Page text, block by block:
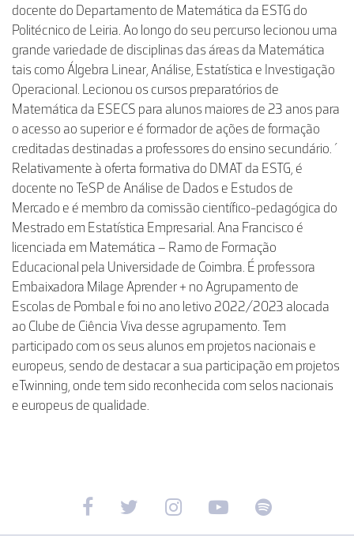
docente do Departamento de Matemática da ESTG do
Politécnico de Leiria. Ao longo do seu percurso lecionou uma
grande variedade de disciplinas das áreas da Matemática
tais como Álgebra Linear, Análise, Estatística e Investigação
Operacional. Lecionou os cursos preparatórios de
Matemática da ESECS para alunos maiores de 23 anos para
o acesso ao superior e é formador de ações de formação
creditadas destinadas a professores do ensino secundário. ´
Relativamente à oferta formativa do DMAT da ESTG, é
docente no TeSP de Análise de Dados e Estudos de
Mercado e é membro da comissão científico-pedagógica do
Mestrado em Estatística Empresarial. Ana Francisco é
licenciada em Matemática – Ramo de Formação
Educacional pela Universidade de Coimbra. É professora
Embaixadora Milage Aprender + no Agrupamento de
Escolas de Pombal e foi no ano letivo 2022/2023 alocada
ao Clube de Ciência Viva desse agrupamento. Tem
participado com os seus alunos em projetos nacionais e
europeus, sendo de destacar a sua participação em projetos
eTwinning, onde tem sido reconhecida com selos nacionais
e europeus de qualidade.